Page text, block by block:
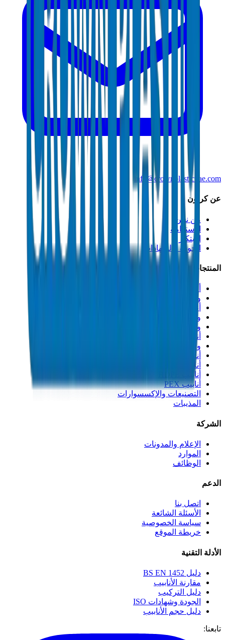
info@crownplasticuae.com
عن كراون
من نحن
الاستدامة
الابتكار
الجودة والشهادات
المنتجات
أنابيب الصرف UPVC
وصلات الصرف UPVC
أنابيب الضغط العالي PVC
وصلات الضغط العالي PVC
وصلات PVC جدول 40
أنابيب مجاري PVC
وصلات مجاري PVC
أنابيب القنوات PVC
أنابيب PP-R
أنابيب HDPE
أنابيب PEX
التصنيعات والإكسسوارات
المذيبات
الشركة
الإعلام والمدونات
الموارد
الوظائف
الدعم
اتصل بنا
الأسئلة الشائعة
سياسة الخصوصية
خريطة الموقع
الأدلة التقنية
دليل BS EN 1452
مقارنة الأنابيب
دليل التركيب
الجودة وشهادات ISO
دليل حجم الأنابيب
تابعنا: